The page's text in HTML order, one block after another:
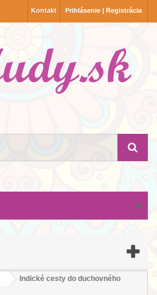
Prihlásenie | Registrácia
Kontakt
Indické cesty do duchovného